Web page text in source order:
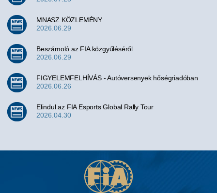
MNASZ KÖZLEMÉNY
2026.06.29
Beszámoló az FIA közgyűléséről
2026.06.29
FIGYELEMFELHÍVÁS - Autóversenyek hőségriadóban
2026.06.26
Elindul az FIA Esports Global Rally Tour
2026.04.30